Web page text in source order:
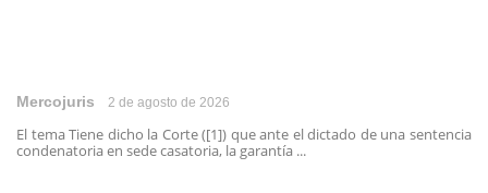
Mercojuris 2 de agosto de 2026
El tema Tiene dicho la Corte ([1]) que ante el dictado de una sentencia
condenatoria en sede casatoria, la garantía ...